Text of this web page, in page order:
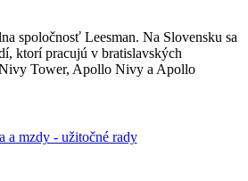
spoločnosť Leesman. Na Slovensku sa
ktorí pracujú v bratislavských
Tower, Apollo Nivy a Apollo